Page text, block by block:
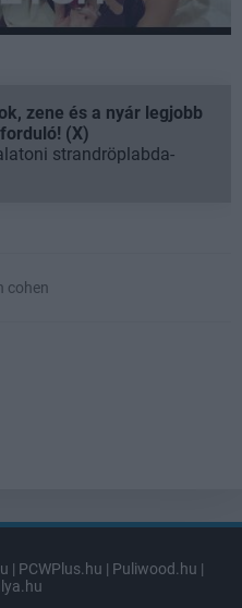
zene és a nyár legjobb
(X)
strandröplabda-
cohen
| PCWPlus.hu | Puliwood.hu |